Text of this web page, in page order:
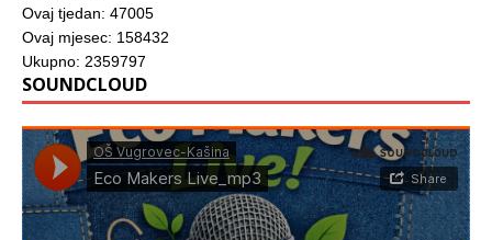
Ovaj tjedan: 47005
Ovaj mjesec: 158432
Ukupno: 2359797
SOUNDCLOUD